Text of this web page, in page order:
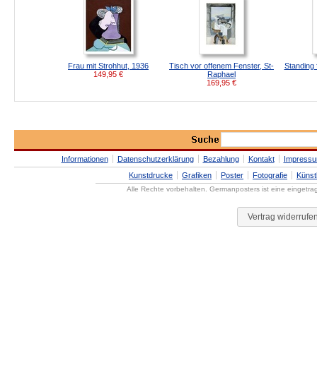
Frau mit Strohhut, 1936
149,95 €
Tisch vor offenem Fenster, St-
Raphael
169,95 €
Standing
Informationen Datenschutzerklärung Bezahlung Kontakt
Kunstdrucke
Grafiken Poster Fotografie
Alle Rechte vorbehalten. Germanposters ist eine
Vertrag